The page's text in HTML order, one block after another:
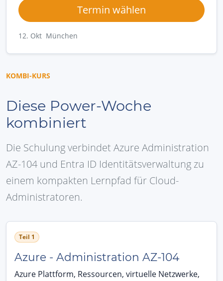
Termin wählen
12. Okt München
KOMBI-KURS
Diese Power-Woche
kombiniert
Die Schulung verbindet Azure Administration
AZ-104 und Entra ID Identitätsverwaltung zu
einem kompakten Lernpfad für Cloud-
Administratoren.
Teil 1
Azure - Administration AZ-104
Azure Plattform, Ressourcen, virtuelle Netzwerke,